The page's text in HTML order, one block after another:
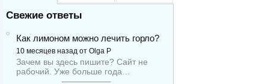
Свежие ответы
Как лимоном можно лечить горло?
10 месяцев назад от Olga P
Зачем вы здесь пишите? Сайт не
рабочий. Уже больше года…